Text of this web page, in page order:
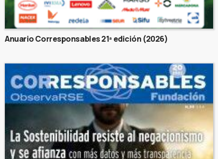
Anuario Corresponsables 21ª edición (2026)